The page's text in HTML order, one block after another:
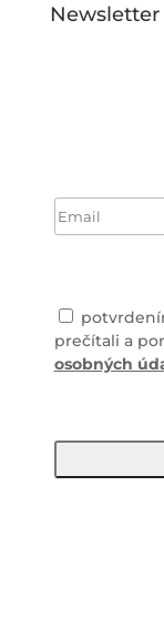
Newsletter
prečítali a
osobných